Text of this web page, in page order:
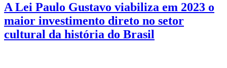
A Lei Paulo Gustavo viabiliza em 2023 o
maior investimento direto no setor
cultural da história do Brasil